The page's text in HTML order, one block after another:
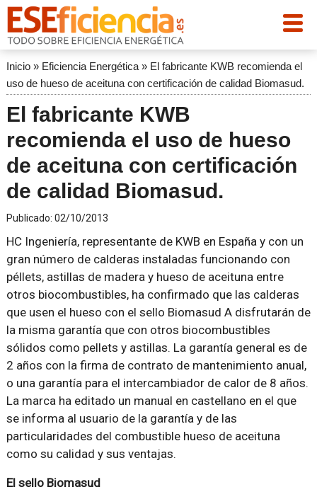
Inicio» Eficiencia Energética» El fabricante KWB recomienda el
uso de hueso de aceituna con certificación de calidad Biomasud.
El fabricante KWB
recomienda el uso de hueso
de aceituna con certificación
de calidad Biomasud.
Publicado: 02/10/2013
HC Ingeniería, representante de KWB en España y con un
gran número de calderas instaladas funcionando con
péllets, astillas de madera y hueso de aceituna entre
otros biocombustibles, ha confirmado que las calderas
que usen el hueso con el sello Biomasud A disfrutarán de
la misma garantía que con otros biocombustibles
sólidos como pellets y astillas. La garantía general es de
2 años con la firma de contrato de mantenimiento anual,
o una garantía para el intercambiador de calor de 8 años.
La marca ha editado un manual en castellano en el que
se informa al usuario de la garantía y de las
particularidades del combustible hueso de aceituna
como su calidad y sus ventajas.
El sello Biomasud